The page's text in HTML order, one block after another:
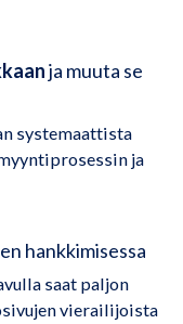
ja muuta se
systemaattista
ja
hankkimisessa
saat paljon
vierailijoista